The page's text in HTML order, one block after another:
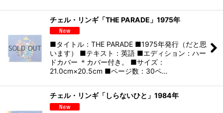
チェル・リンギ「THE PARADE」1975年
■タイトル：THE PARADE ■1975年発行（だと思
います） ■テキスト：英語 ■エディション：ハー
ドカバー ＊カバー付き。 ■サイズ：
21.0cm×20.5cm ■ページ数：30ペ…
チェル・リンギ「しらないひと」1984年